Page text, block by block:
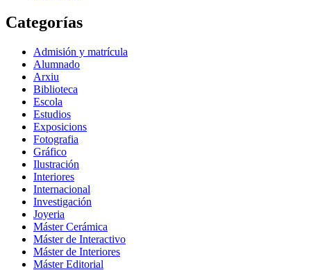
Categorías
Admisión y matrícula
Alumnado
Arxiu
Biblioteca
Escola
Estudios
Exposicions
Fotografia
Gráfico
Ilustración
Interiores
Internacional
Investigación
Joyeria
Máster Cerámica
Máster de Interactivo
Máster de Interiores
Máster Editorial